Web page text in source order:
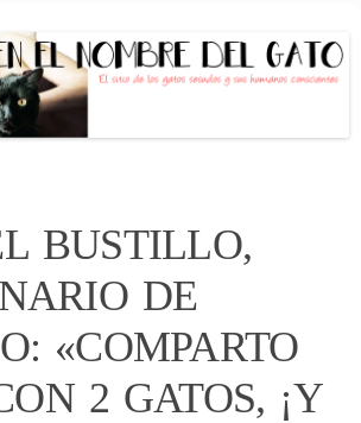
las personas con gato (s)
conscientes
contenido
BUSTILLO,
DE
«COMPARTO
2 GATOS, ¡Y